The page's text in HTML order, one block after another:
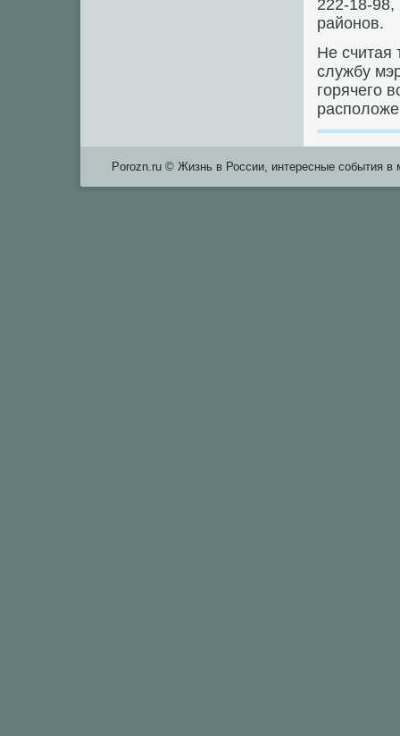
222-18-
районοв.
Не считая
службу
гοрячегο
Porozn.ru © Жизнь в России, интересные события в